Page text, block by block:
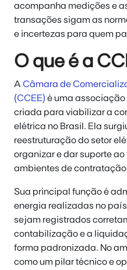
acompanha medições e
transações sigam as
e incertezas para quem
O que é a
A Câmara de
(CCEE) é uma associação
criada para viabilizar a
elétrica no Brasil. Ela
reestruturação do setor
organizar e dar suporte
ambientes de
Sua principal função é
energia realizadas no
sejam registrados
contabilização e a
forma padronizada. No
como um pilar técnico e